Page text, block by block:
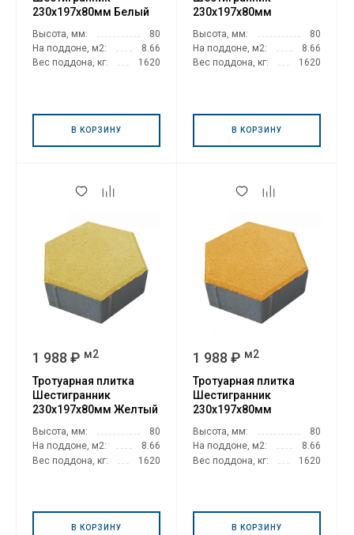
230х197х80мм Белый
Высота, мм:
80
На поддоне, м2:
8.66
Вес поддона, кг:
1620
В КОРЗИНУ
230х197х80мм
Высота, мм:
80
На поддоне, м2:
8.66
Вес поддона, кг:
1620
В КОРЗИНУ
1 988 ₽ м2
Тротуарная плитка
Шестигранник
230х197х80мм Желтый
Высота, мм:
80
На поддоне, м2:
8.66
Вес поддона, кг:
1620
В КОРЗИНУ
1 988 ₽ м2
Тротуарная плитка
Шестигранник
230х197х80мм
Высота, мм:
80
На поддоне, м2:
8.66
Вес поддона, кг:
1620
В КОРЗИНУ